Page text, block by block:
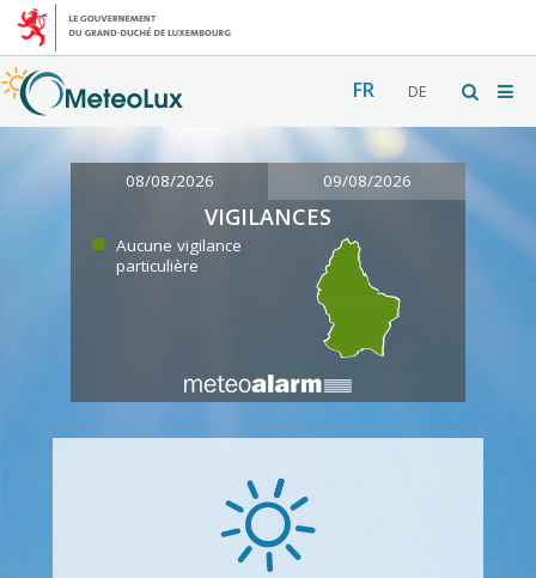
FR DE
08/08/2026 09/08/2026
VIGILANCES
Aucune vigilance
particulière